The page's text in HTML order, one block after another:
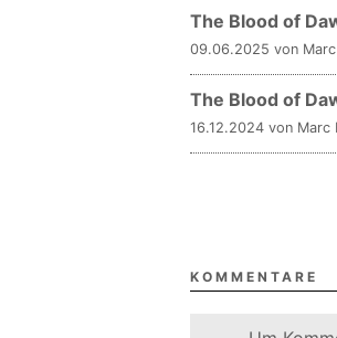
The Blood of
09.06.2025 von
The Blood of
16.12.2024 von Marc
KOMMENTARE